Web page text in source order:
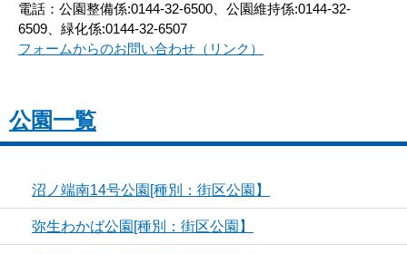
電話：公園整備係:0144-32-6500、公園維持係:0144-32-
6509、緑化係:0144-32-6507
フォームからのお問い合わせ（リンク）
公園一覧
沼ノ端南14号公園[種別：街区公園】
弥生わかば公園[種別：街区公園】